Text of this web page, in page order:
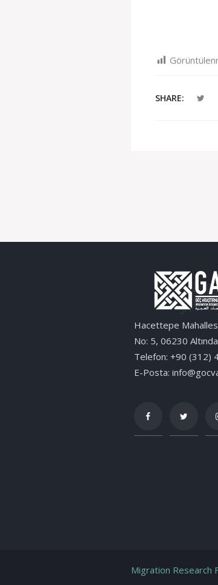
SHARE:
Hacettepe
No: 5, 06230
Telefon: +90 (312)
E-Posta:
Migration Research